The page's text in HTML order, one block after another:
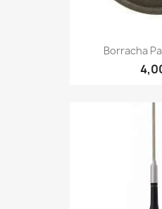
Borracha